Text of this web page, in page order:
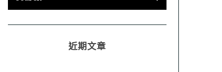
近期文章